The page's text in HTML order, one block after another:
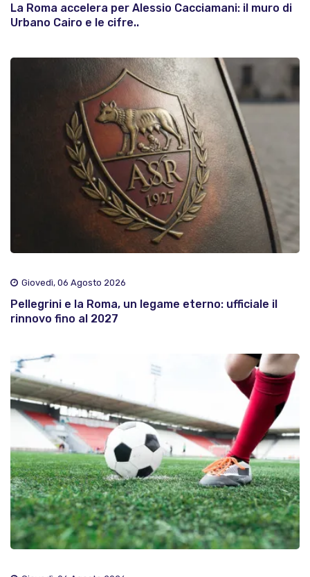
La Roma accelera per Alessio Cacciamani: il muro di
Urbano Cairo e le cifre..
Giovedì, 06 Agosto 2026
Pellegrini e la Roma, un legame eterno: ufficiale il
rinnovo fino al 2027